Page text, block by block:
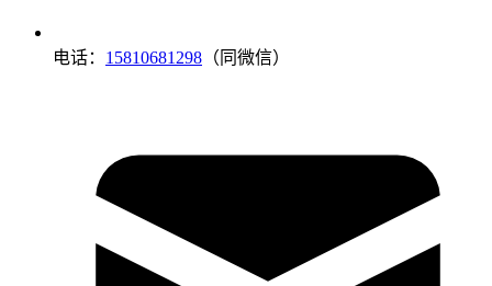
电话： 15810681298 （同微信）